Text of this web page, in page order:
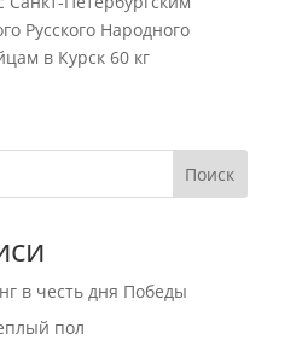
Русского Народного
в Курск 60 кг
Поиск
в честь дня Победы
пол